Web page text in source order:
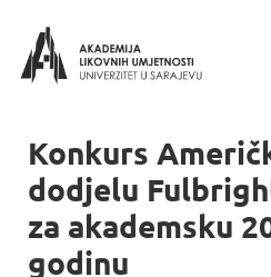
Konkurs
dodjelu
za akademsku
godinu